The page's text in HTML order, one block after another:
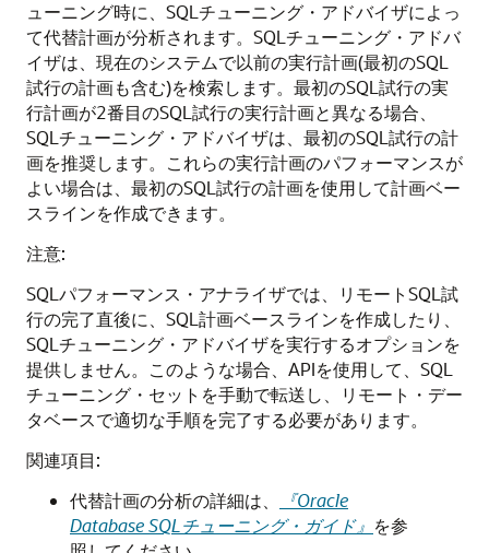
ューニング時に、SQLチューニング・アドバイザによっ
て代替計画が分析されます。SQLチューニング・アドバ
イザは、現在のシステムで以前の実行計画(最初のSQL
試行の計画も含む)を検索します。最初のSQL試行の実
行計画が2番目のSQL試行の実行計画と異なる場合、
SQLチューニング・アドバイザは、最初のSQL試行の計
画を推奨します。これらの実行計画のパフォーマンスが
よい場合は、最初のSQL試行の計画を使用して計画ベー
スラインを作成できます。
注意:
SQLパフォーマンス・アナライザでは、リモートSQL試
行の完了直後に、SQL計画ベースラインを作成したり、
SQLチューニング・アドバイザを実行するオプションを
提供しません。このような場合、APIを使用して、SQL
チューニング・セットを手動で転送し、リモート・デー
タベースで適切な手順を完了する必要があります。
関連項目:
代替計画の分析の詳細は、
『Oracle
Database SQLチューニング・ガイド』 を参